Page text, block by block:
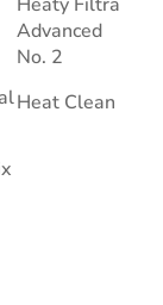
Advanced
No. 2
Heat Clean